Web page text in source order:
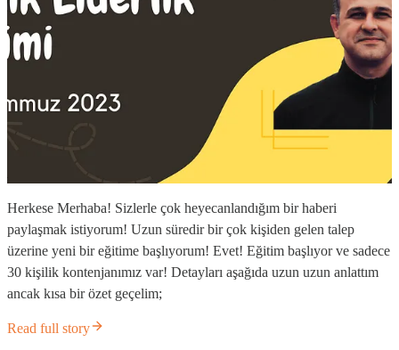
Herkese Merhaba! Sizlerle çok heyecanlandığım bir haberi
paylaşmak istiyorum! Uzun süredir bir çok kişiden gelen talep
üzerine yeni bir eğitime başlıyorum! Evet! Eğitim başlıyor ve sadece
30 kişilik kontenjanımız var! Detayları aşağıda uzun uzun anlattım
ancak kısa bir özet geçelim;
Read full story